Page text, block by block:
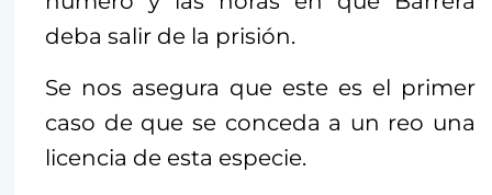
deba salir de la prisión.
Se nos asegura que este es el primer
caso de que se conceda a un reo una
licencia de esta especie.